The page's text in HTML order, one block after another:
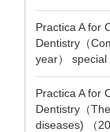
Practica A for
Dentistry（
year）
Practica A for
Dentistry（
diseases) （